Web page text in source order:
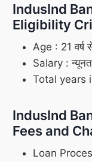
IndusInd
Eligibility
Age : 21 वर्ष
Salary :
Total years
IndusInd
Fees and
Loan